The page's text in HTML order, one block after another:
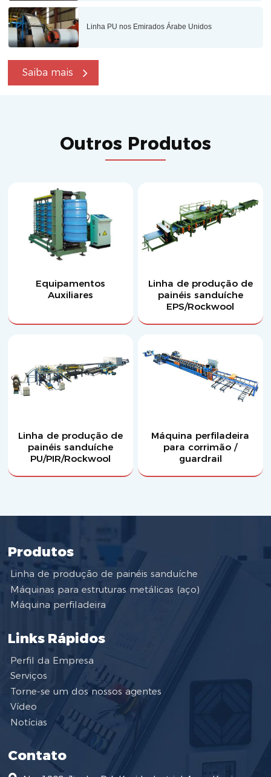
Linha PU nos Emirados Árabe Unidos
Saiba mais
Outros Produtos
Equipamentos
Auxiliares
Linha de produção de
painéis sanduíche
EPS/Rockwool
Linha de produção de
painéis sanduíche
PU/PIR/Rockwool
Máquina perfiladeira
para corrimão /
guardrail
Produtos
Linha de produção de painéis sanduíche
Máquinas para estruturas metálicas (aço)
Máquina perfiladeira
Links Rápidos
Perfil da Empresa
Serviços
Torne-se um dos nossos agentes
Vídeo
Notícias
Contato